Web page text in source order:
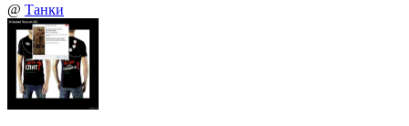
@ Танки